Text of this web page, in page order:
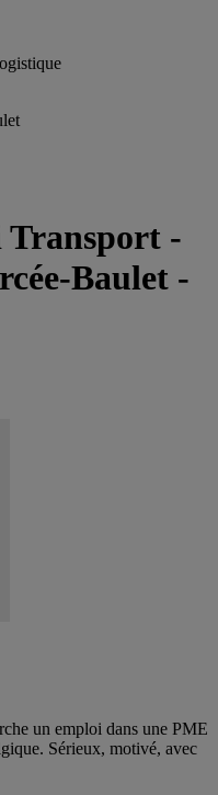
Transport -
Baulet -
un emploi dans une PME
Sérieux, motivé, avec